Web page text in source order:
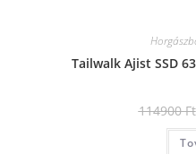
Tailwalk Ajist SSD
114900Ft